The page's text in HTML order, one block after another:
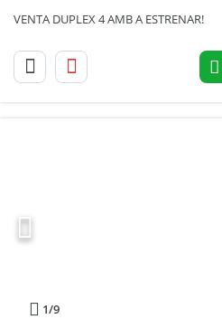
VENTA DUPLEX 4 AMB A ESTRENAR!
1/9